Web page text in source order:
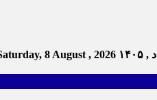
8 August , 2026